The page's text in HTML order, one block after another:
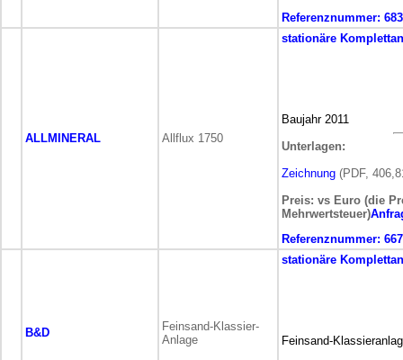
Referenznummer:
ALLMINERAL Allflux 1750
stationäre
Baujahr 2011
Unterlagen:
Zeichnung (PDF,
Preis: vs Euro (die
Mehrwertsteuer)
Referenznummer:
B&D
Feinsand-Klassier-
Anlage
stationäre
Feinsand-